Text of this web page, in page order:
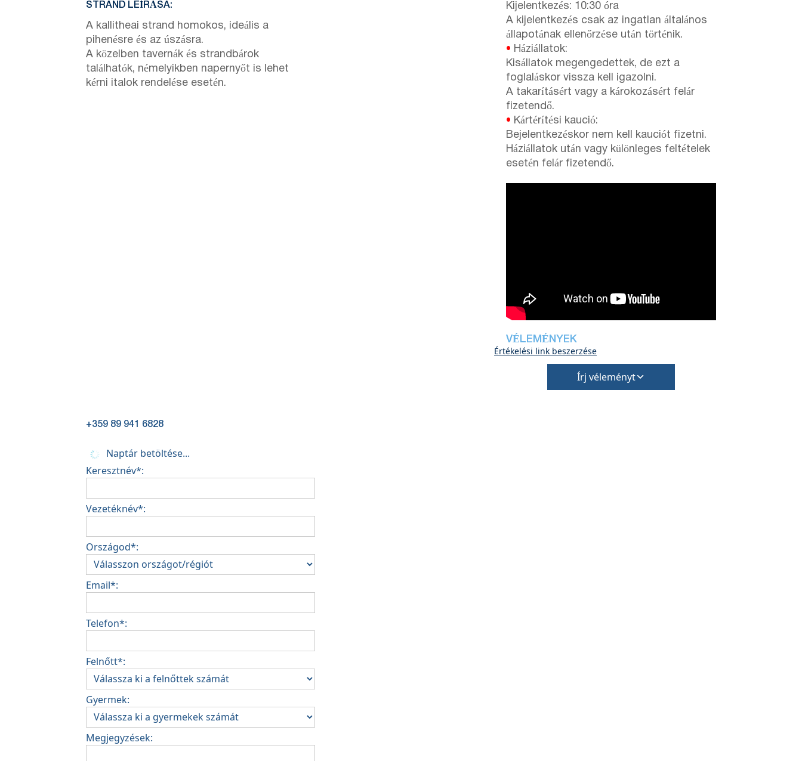
STRAND LEÍRÁSA:
A kallitheai strand homokos, ideális a
pihenésre és az úszásra.
A közelben tavernák és strandbárok
találhatók, némelyikben napernyőt is lehet
kérni italok rendelése esetén.
Kijelentkezés: 10:30 óra
A kijelentkezés csak az ingatlan általános
állapotának ellenőrzése után történik.
• Háziállatok:
Kisállatok megengedettek, de ezt a
foglaláskor vissza kell igazolni.
A takarításért vagy a károkozásért felár
fizetendő.
• Kártérítési kaució:
Bejelentkezéskor nem kell kauciót fizetni.
Háziállatok után vagy különleges feltételek
esetén felár fizetendő.
VÉLEMÉNYEK
Értékelési link beszerzése
Írj véleményt
+359 89 941 6828
Naptár betöltése...
Keresztnév*:
Vezetéknév*:
Országod*:
Email*:
Telefon*:
Felnőtt*:
Gyermek:
Megjegyzések: